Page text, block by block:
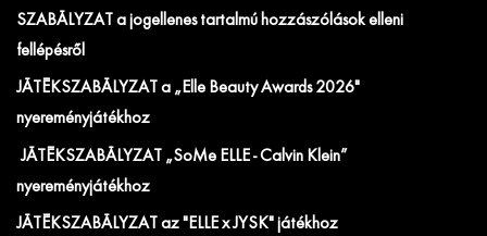
SZABÁLYZAT a jogellenes tartalmú hozzászólások elleni
fellépésről
JÁTÉKSZABÁLYZAT a „Elle Beauty Awards 2026"
nyereményjátékhoz
JÁTÉKSZABÁLYZAT „SoMe ELLE - Calvin Klein”
nyereményjátékhoz
JÁTÉKSZABÁLYZAT az "ELLE x JYSK" játékhoz